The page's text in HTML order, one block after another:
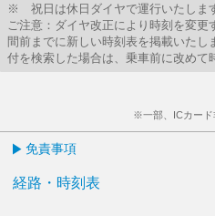
※ 祝日は休日ダイヤで運行いたしま
ご注意：ダイヤ改正により時刻を変更
間前までに新しい時刻表を掲載いたし
付を検索した場合は、乗車前に改めて
※一部、ICカード
免責事項
経路・時刻表